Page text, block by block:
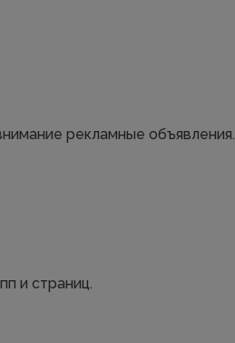
рекламные объявления.
и страниц.